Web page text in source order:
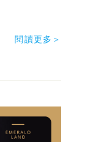
閱讀更多＞